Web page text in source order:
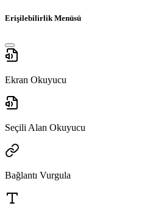
Erişilebilirlik Menüsü
Ekran Okuyucu
Seçili Alan Okuyucu
Bağlantı Vurgula